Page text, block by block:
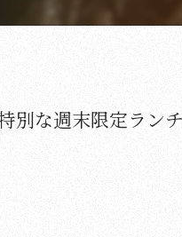
別な週末限定ラン